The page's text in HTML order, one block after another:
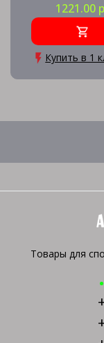
1221.00 р
Купить в 1
Товары для